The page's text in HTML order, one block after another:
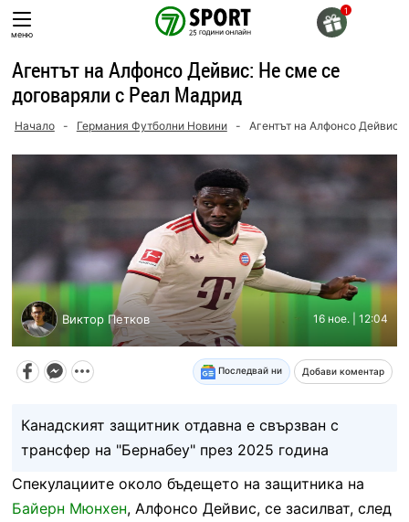
Skip
toменю
Агентът на Алфонсо Дейвис: Не сме се
договаряли с Реал Мадрид
Начало - Германия Футболни Новини - Агентът на Алфонсо
Виктор Петков 16 ное. | 12:04
Последвай ни Добави коментар
Канадският защитник отдавна е свързван с
трансфер на "Бернабеу" през 2025 година
Спекулациите около бъдещето на защитника на
Байерн Мюнхен, Алфонсо Дейвис, се засилват, след